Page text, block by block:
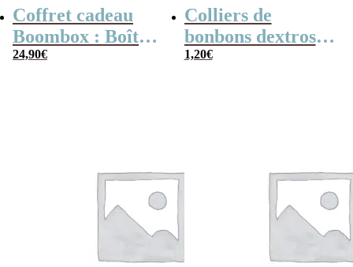
Coffret cadeau
Boombox : Boîte
bonbons des
24,90€
Colliers de
bonbons dextrose
x2
1,20€